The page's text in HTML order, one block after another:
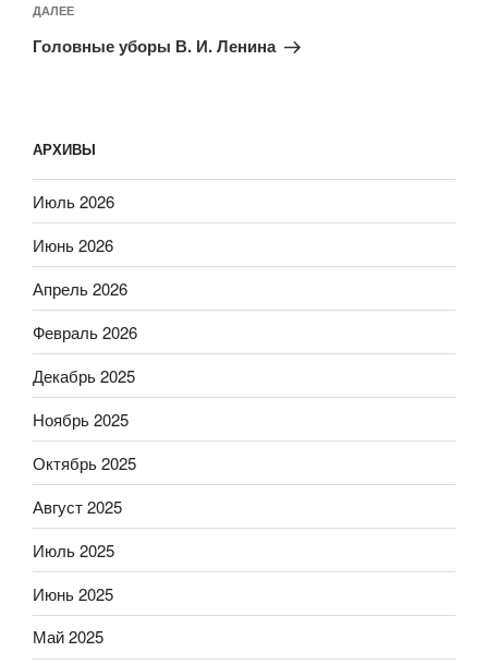
Следующая
запись
ДАЛЕЕ
Головные уборы В. И. Ленина
АРХИВЫ
Июль 2026
Июнь 2026
Апрель 2026
Февраль 2026
Декабрь 2025
Ноябрь 2025
Октябрь 2025
Август 2025
Июль 2025
Июнь 2025
Май 2025